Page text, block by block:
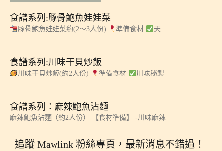
食譜系列:豚骨鮑魚娃娃菜
豚骨鮑魚娃娃菜約(2～3人份) 準備食材 天
食譜系列:川味干貝炒飯
川味干貝炒飯(約2人份) 準備食材 川味秘製
食譜系列：麻辣鮑魚沾麵
麻辣鮑魚沾麵（約2人份） 【食材準備】 -川味麻辣
追蹤 Mawlink 粉絲專頁，最新消息不錯過！